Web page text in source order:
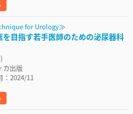
for Urology≫
を目指す若手医師のための泌尿器科
カ出版
：2024/11